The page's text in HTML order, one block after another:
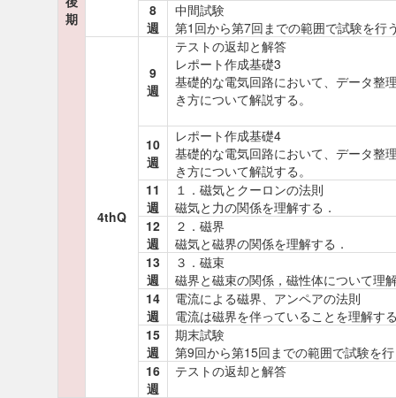
期
8
週
中間試験
第1回から第7回までの範囲で試験を行
4thQ
9
週
テストの返却と解答
レポート作成基礎3
基礎的な電気回路において、データ整
き方について解説する。
10
週
レポート作成基礎4
基礎的な電気回路において、データ整
き方について解説する。
11
週
１．磁気とクーロンの法則
磁気と力の関係を理解する．
12
週
２．磁界
磁気と磁界の関係を理解する．
13
週
３．磁束
磁界と磁束の関係，磁性体について理
14
週
電流による磁界、アンペアの法則
電流は磁界を伴っていることを理解す
15
週
期末試験
第9回から第15回までの範囲で試験を
16
週
テストの返却と解答